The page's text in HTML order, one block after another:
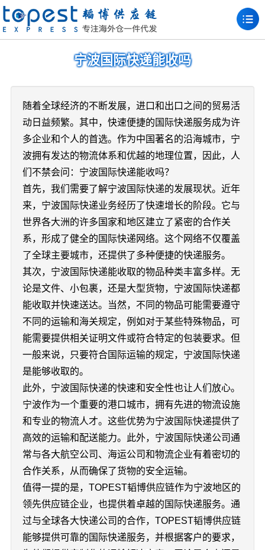
宁波国际快递能收吗
随着全球经济的不断发展，进口和出口之间的贸易活
动日益频繁。其中，快速便捷的国际快递服务成为许
多企业和个人的首选。作为中国著名的沿海城市，宁
波拥有发达的物流体系和优越的地理位置，因此，人
们不禁会问：宁波国际快递能收吗？
首先，我们需要了解宁波国际快递的发展现状。近年
来，宁波国际快递业务经历了快速增长的阶段。它与
世界各大洲的许多国家和地区建立了紧密的合作关
系，形成了健全的国际快递网络。这个网络不仅覆盖
了全球主要城市，还提供了多种便捷的快递服务。
其次，宁波国际快递能收取的物品种类丰富多样。无
论是文件、小包裹，还是大型货物，宁波国际快递都
能收取并快速送达。当然，不同的物品可能需要遵守
不同的运输和海关规定，例如对于某些特殊物品，可
能需要提供相关证明文件或符合特定的包装要求。但
一般来说，只要符合国际运输的规定，宁波国际快递
是能够收取的。
此外，宁波国际快递的快速和安全性也让人们放心。
宁波作为一个重要的港口城市，拥有先进的物流设施
和专业的物流人才。这些优势为宁波国际快递提供了
高效的运输和配送能力。此外，宁波国际快递公司通
常与各大航空公司、海运公司和物流企业有着密切的
合作关系，从而确保了货物的安全运输。
值得一提的是，TOPEST韬博供应链作为宁波地区的
领先供应链企业，也提供着卓越的国际快递服务。通
过与全球各大快递公司的合作，TOPEST韬博供应链
能够提供可靠的国际快递服务，并根据客户的要求，